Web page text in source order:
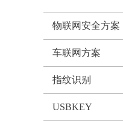
物联网安全方案
车联网方案
指纹识别
USBKEY